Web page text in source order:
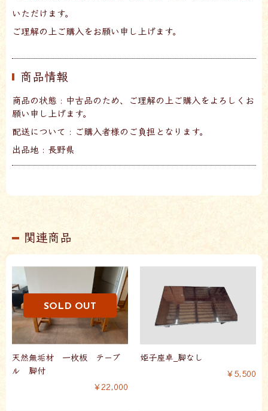
いただけます。
ご理解の上ご購入をお願い申し上げます。
商品情報
商品の状態 : 中古品のため、ご理解の上ご購入をよろしくお
願い申し上げます。
配送について : ご購入者様のご負担となります。
出品地 : 長野県
関連商品
天然無垢材 一枚板 テーブ
ル 脚付
￥22,000
姫子座卓_脚なし
￥5,500